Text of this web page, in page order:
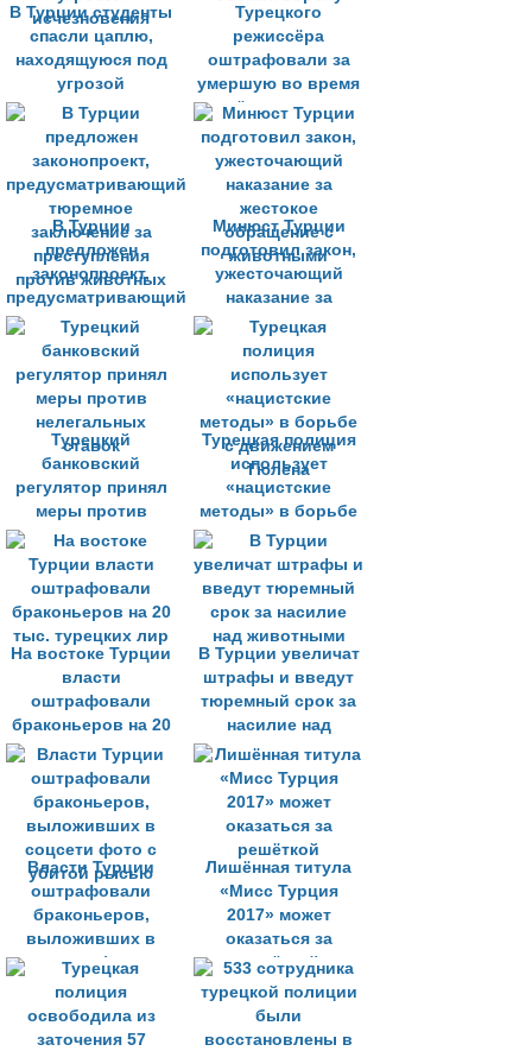
В Турции студенты
спасли цаплю,
находящуюся под
угрозой
исчезновения
Турецкого
режиссёра
оштрафовали за
умершую во время
съёмок ворону
В Турции
предложен
законопроект,
предусматривающий
тюремное
заключение за
преступления
против животных
Минюст Турции
подготовил закон,
ужесточающий
наказание за
жестокое
обращение с
животными
Турецкий
банковский
регулятор принял
меры против
нелегальных
ставок
Турецкая полиция
использует
«нацистские
методы» в борьбе
с движением
Гюлена
На востоке Турции
власти
оштрафовали
браконьеров на 20
тыс. турецких лир
В Турции увеличат
штрафы и введут
тюремный срок за
насилие над
животными
Власти Турции
оштрафовали
браконьеров,
выложивших в
соцсети фото с
убитой рысью
Лишённая титула
«Мисс Турция
2017» может
оказаться за
решёткой